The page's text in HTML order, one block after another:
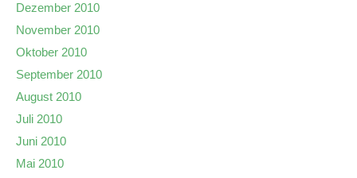
Dezember 2010
November 2010
Oktober 2010
September 2010
August 2010
Juli 2010
Juni 2010
Mai 2010